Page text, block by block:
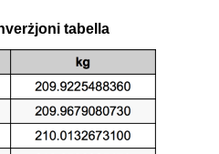
tabella